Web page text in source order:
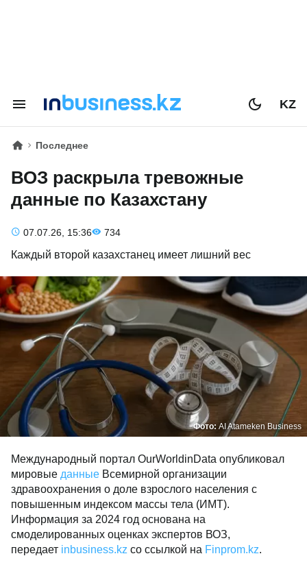
KZ
Последнее
ВОЗ раскрыла тревожные
данные по Казахстану
07.07.26, 15:36 734
Каждый второй казахстанец имеет лишний вес
Фото: AI Atameken Business
Международный портал OurWorldinData опубликовал
мировые данные Всемирной организации
здравоохранения о доле взрослого населения с
повышенным индексом массы тела (ИМТ).
Информация за 2024 год основана на
смоделированных оценках экспертов ВОЗ,
передает inbusiness.kz со ссылкой на Finprom.kz.